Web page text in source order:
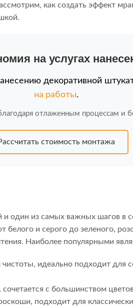
как создать эффект
на услугах
декоративной
на работы.
отлаженным процессам и
стоимость монтажа
и один из самых важных шагов в
белого и серого до зеленого,
Наиболее популярными
идеально подходит для
с большинством
подходит для